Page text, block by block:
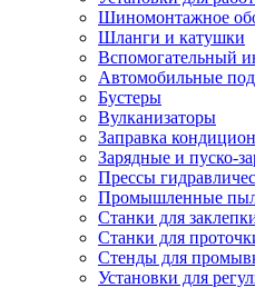
Шиномонтажное
Шланги и катушки
Вспомогательный
Автомобильные
Бустеры
Вулканизаторы
Заправка
Зарядные и пуско-
Прессы
Промышленные
Станки для
Станки для
Стенды для
Установки для